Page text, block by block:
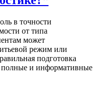
в точности
от типа
может
режим или
подготовка
полные и информативные